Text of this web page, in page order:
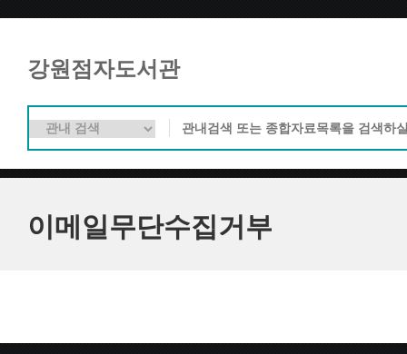
강원점자도서관
이메일무단수집거부